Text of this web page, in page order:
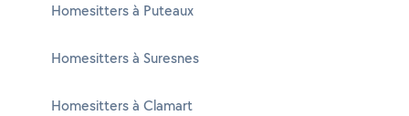
Homesitters à Puteaux
Homesitters à Suresnes
Homesitters à Clamart